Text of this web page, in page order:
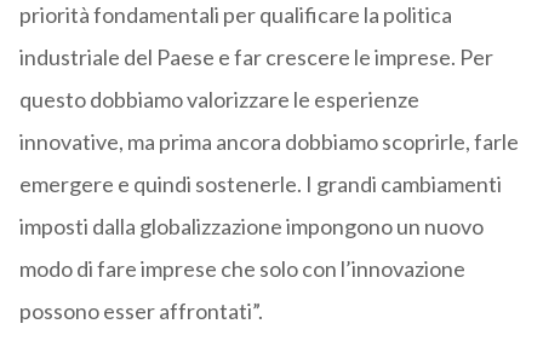
priorità fondamentali per qualificare la politica
industriale del Paese e far crescere le imprese. Per
questo dobbiamo valorizzare le esperienze
innovative, ma prima ancora dobbiamo scoprirle, farle
emergere e quindi sostenerle. I grandi cambiamenti
imposti dalla globalizzazione impongono un nuovo
modo di fare imprese che solo con l’innovazione
possono esser affrontati”.